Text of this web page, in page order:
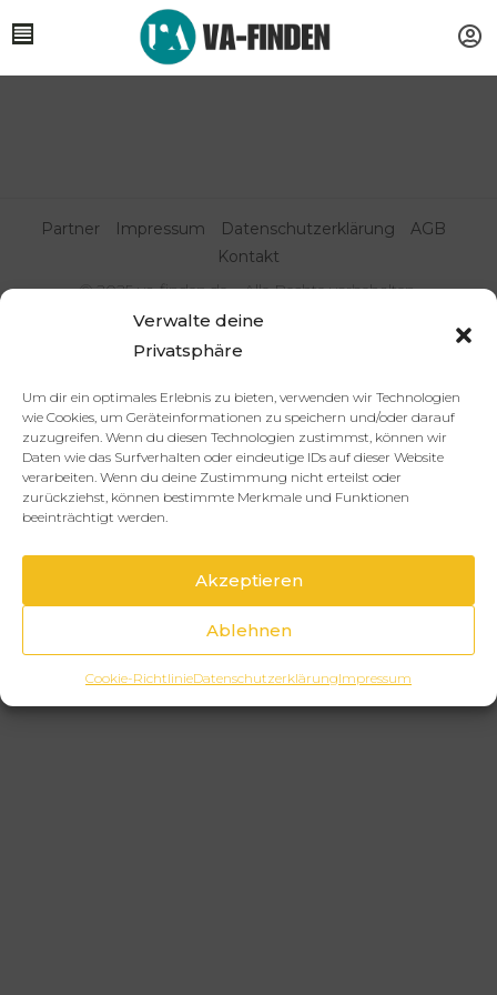
Verwalte deine
Privatsphäre
Um dir ein optimales Erlebnis zu bieten, verwenden wir Technologien
wie Cookies, um Geräteinformationen zu speichern und/oder darauf
zuzugreifen. Wenn du diesen Technologien zustimmst, können wir
Daten wie das Surfverhalten oder eindeutige IDs auf dieser Website
verarbeiten. Wenn du deine Zustimmung nicht erteilst oder
zurückziehst, können bestimmte Merkmale und Funktionen
beeinträchtigt werden.
Akzeptieren
Ablehnen
Cookie-RichtlinieDatenschutzerklärungImpressum
© 2025 va-finden.de – Alle Rechte vorbehalten.
Partner Impressum Datenschutzerklärung
AGB
Kontakt
Virtuelle Assistenz & Freelancer
finden | VA Expert:innenportal